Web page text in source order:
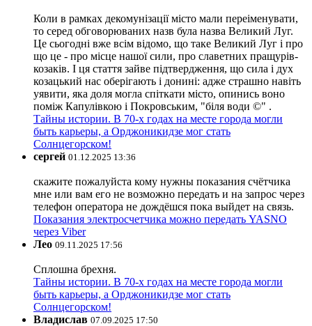
Коли в рамках декомунізації місто мали переіменувати,
то серед обговорюваних назв була назва Великий Луг.
Це сьогодні вже всім відомо, що таке Великий Луг і про
що це - про місце нашої сили, про славетних пращурів-
козаків. І ця стаття зайве підтвердження, що сила і дух
козацький нас оберігають і донині: адже страшно навіть
уявити, яка доля могла спіткати місто, опинись воно
поміж Капулівкою і Покровським, "біля води ©" .
Тайны истории. В 70-х годах на месте города могли
быть карьеры, а Орджоникидзе мог стать
Солнцегорском!
сергей 01.12.2025 13:36
скажите пожалуйста кому нужны показания счётчика
мне или вам его не возможно передать и на запрос через
телефон оператора не дождёшся пока выйдет на связь.
Показания электросчетчика можно передать YASNO
через Viber
Лео 09.11.2025 17:56
Сплошна брехня.
Тайны истории. В 70-х годах на месте города могли
быть карьеры, а Орджоникидзе мог стать
Солнцегорском!
Владислав 07.09.2025 17:50